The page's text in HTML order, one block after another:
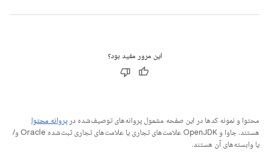
این مرور مفید بود؟
محتوا و نمونه کدها در این صفحه مشمول پروانه‌های توصیف‌شده در پروانه محتوا
هستند. جاوا و OpenJDK علامت‌های تجاری یا علامت‌های تجاری ثبت‌شده Oracle و/
یا وابسته‌های آن هستند.